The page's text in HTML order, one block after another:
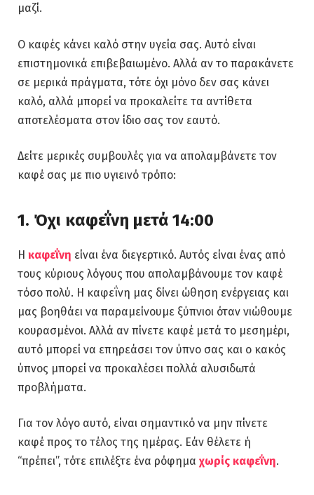
μαζί.
Ο καφές κάνει καλό στην υγεία σας. Αυτό είναι
επιστημονικά επιβεβαιωμένο. Αλλά αν το παρακάνετε
σε μερικά πράγματα, τότε όχι μόνο δεν σας κάνει
καλό, αλλά μπορεί να προκαλείτε τα αντίθετα
αποτελέσματα στον ίδιο σας τον εαυτό.
Δείτε μερικές συμβουλές για να απολαμβάνετε τον
καφέ σας με πιο υγιεινό τρόπο:
1. Όχι καφεΐνη μετά 14:00
Η καφεΐνη είναι ένα διεγερτικό. Αυτός είναι ένας από
τους κύριους λόγους που απολαμβάνουμε τον καφέ
τόσο πολύ. Η καφεΐνη μας δίνει ώθηση ενέργειας και
μας βοηθάει να παραμείνουμε ξύπνιοι όταν νιώθουμε
κουρασμένοι. Αλλά αν πίνετε καφέ μετά το μεσημέρι,
αυτό μπορεί να επηρεάσει τον ύπνο σας και ο κακός
ύπνος μπορεί να προκαλέσει πολλά αλυσιδωτά
προβλήματα.
Για τον λόγο αυτό, είναι σημαντικό να μην πίνετε
καφέ προς το τέλος της ημέρας. Εάν θέλετε ή
“πρέπει”, τότε επιλέξτε ένα ρόφημα χωρίς καφεΐνη.